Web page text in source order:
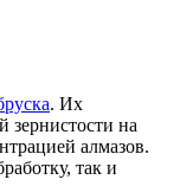
. Их
зернистости на
алмазов.
так и